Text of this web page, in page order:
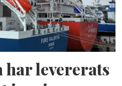
har levererats